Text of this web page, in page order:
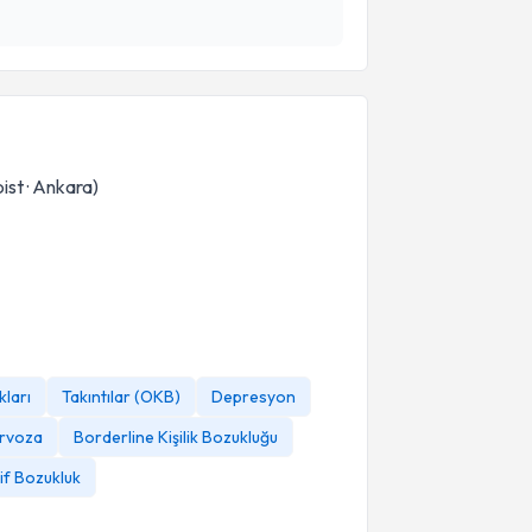
· Ankara)
Takıntılar (OKB)
Depresyon
Borderline Kişilik Bozukluğu
Bozukluk